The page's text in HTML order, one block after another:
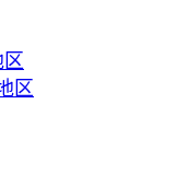
区